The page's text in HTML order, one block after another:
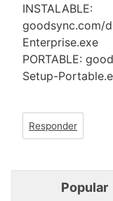
INSTALABLE:
goodsync.com/
Enterprise.exe
PORTABLE:
Setup-
Responder
Popular